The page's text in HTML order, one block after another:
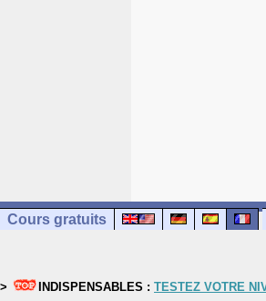
Cours gratuits
> INDISPENSABLES : TESTEZ VOTRE